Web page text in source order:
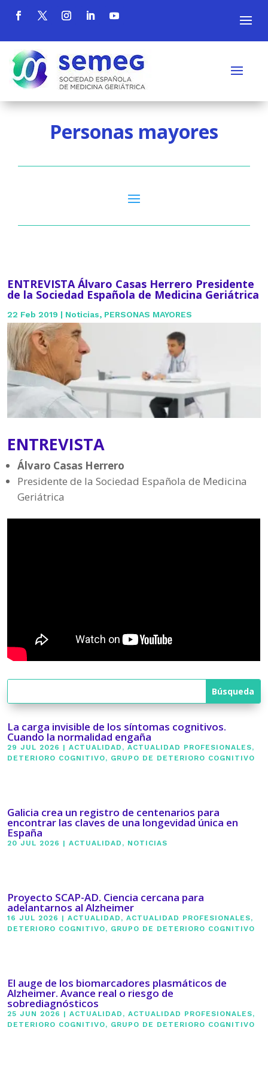
Personas mayores
ENTREVISTA Álvaro Casas Herrero Presidente
de la Sociedad Española de Medicina Geriátrica
22 Feb 2019 | Noticias, PERSONAS MAYORES
ENTREVISTA
Álvaro Casas Herrero
Presidente de la Sociedad Española de Medicina
Geriátrica
La carga invisible de los síntomas cognitivos.
Cuando la normalidad engaña
29 JUL 2026 |ACTUALIDAD ,ACTUALIDAD PROFESIONALES,
DETERIORO COGNITIVO, GRUPO DE DETERIORO COGNITIVO
Galicia crea un registro de centenarios para
encontrar las claves de una longevidad única en
España
20 JUL 2026 |ACTUALIDAD , NOTICIAS
Proyecto SCAP-AD. Ciencia cercana para
adelantarnos al Alzheimer
16 JUL 2026 |ACTUALIDAD ,ACTUALIDAD PROFESIONALES,
DETERIORO COGNITIVO, GRUPO DE DETERIORO COGNITIVO
El auge de los biomarcadores plasmáticos de
Alzheimer. Avance real o riesgo de
sobrediagnósticos
25 JUN 2026 |ACTUALIDAD ,ACTUALIDAD PROFESIONALES,
DETERIORO COGNITIVO, GRUPO DE DETERIORO COGNITIVO